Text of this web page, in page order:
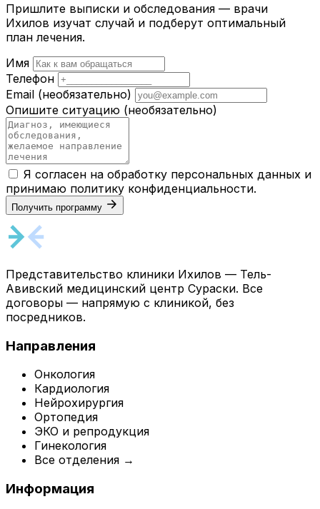
Пришлите выписки и обследования — врачи
Ихилов изучат случай и подберут оптимальный
план лечения.
Имя
Телефон
Email (необязательно)
Опишите ситуацию (необязательно)
Я согласен на обработку персональных данных и
принимаю политику конфиденциальности.
Получить программу
Представительство клиники Ихилов — Тель-
Авивский медицинский центр Сураски. Все
договоры — напрямую с клиникой, без
посредников.
Направления
Онкология
Кардиология
Нейрохирургия
Ортопедия
ЭКО и репродукция
Гинекология
Все отделения →
Информация